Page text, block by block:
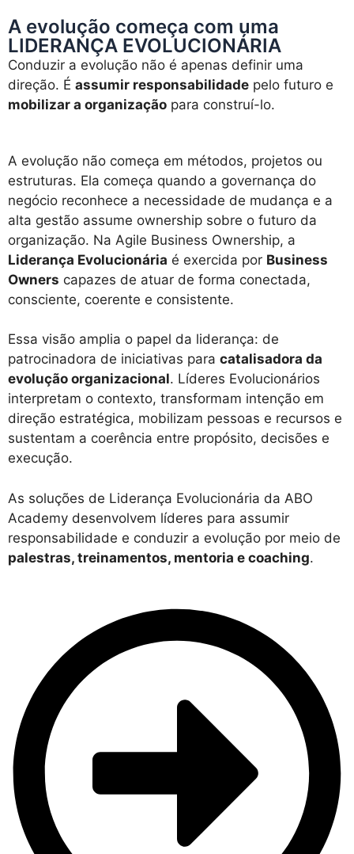
A evolução começa com uma
LIDERANÇA EVOLUCIONÁRIA
Conduzir a evolução não é apenas definir uma
direção. É assumir responsabilidade pelo futuro e
mobilizar a organização para construí-lo.
A evolução não começa em métodos, projetos ou
estruturas. Ela começa quando a governança do
negócio reconhece a necessidade de mudança e a
alta gestão assume ownership sobre o futuro da
organização. Na Agile Business Ownership, a
Liderança Evolucionária é exercida por Business
Owners capazes de atuar de forma conectada,
consciente, coerente e consistente.
Essa visão amplia o papel da liderança: de
patrocinadora de iniciativas para catalisadora da
evolução organizacional. Líderes Evolucionários
interpretam o contexto, transformam intenção em
direção estratégica, mobilizam pessoas e recursos e
sustentam a coerência entre propósito, decisões e
execução.
As soluções de Liderança Evolucionária da ABO
Academy desenvolvem líderes para assumir
responsabilidade e conduzir a evolução por meio de
palestras, treinamentos, mentoria e coaching.